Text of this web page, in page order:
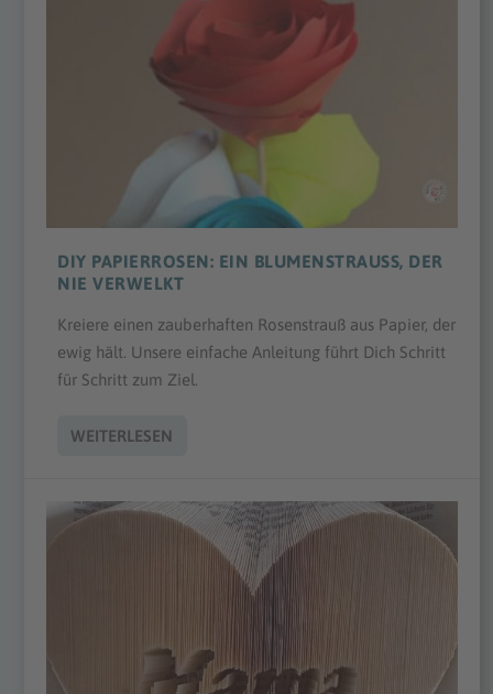
DIY PAPIERROSEN: EIN BLUMENSTRAUSS, DER N
IE VERWELKT
Kreiere einen zauberhaften Rosenstrauß aus Papier, der
ewig hält. Unsere einfache Anleitung führt Dich Schritt
für Schritt zum Ziel.
WEITERLESEN